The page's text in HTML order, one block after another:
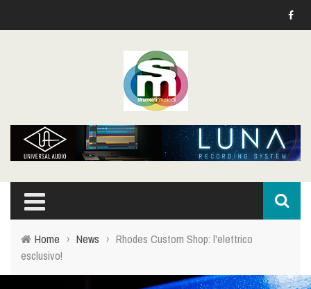
Home › News › Rhodes Custom Shop: l'elettrico
esclusivo!